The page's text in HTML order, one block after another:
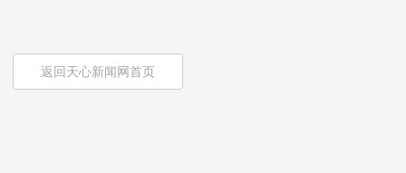
返回天心新闻网首页